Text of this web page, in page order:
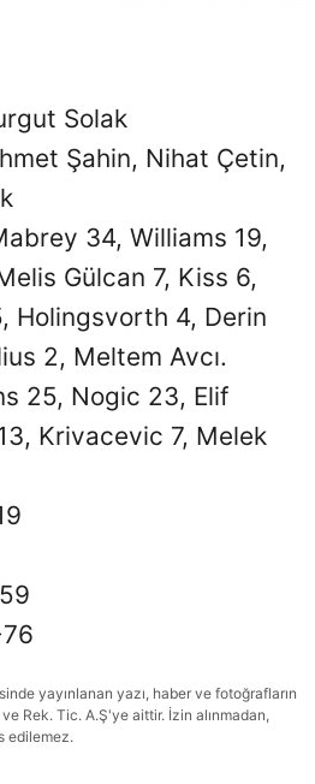
Solak
Şahin, Nihat Çetin,
34, Williams 19,
Gülcan 7, Kiss 6,
Holingsvorth 4, Derin
2, Meltem Avcı.
25, Nogic 23, Elif
Krivacevic 7, Melek
yayınlanan yazı, haber ve fotoğrafların
Rek. Tic. A.Ş'ye aittir. İzin alınmadan,
edilemez.